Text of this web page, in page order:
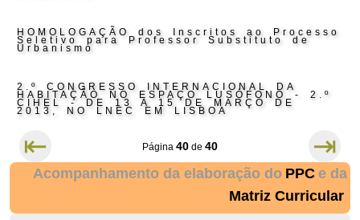
HOMOLOGAÇÃO dos Inscritos ao Processo
Seletivo para Professor Substituto de
Urbanismo
2.º CONGRESSO INTERNACIONAL DA
HABITAÇÃO NO ESPAÇO LUSÓFONO - 2.º
CIHEL - DE 13 A 15 DE MARÇO DE
2013, NO LNEC EM LISBOA
⇤ Página 40 de 40 ⇥
Acompanhamento da elaboração do PPC e da
Matriz Curricular